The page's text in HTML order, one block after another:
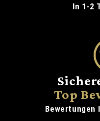
In 1-2
Top
Bewertungen